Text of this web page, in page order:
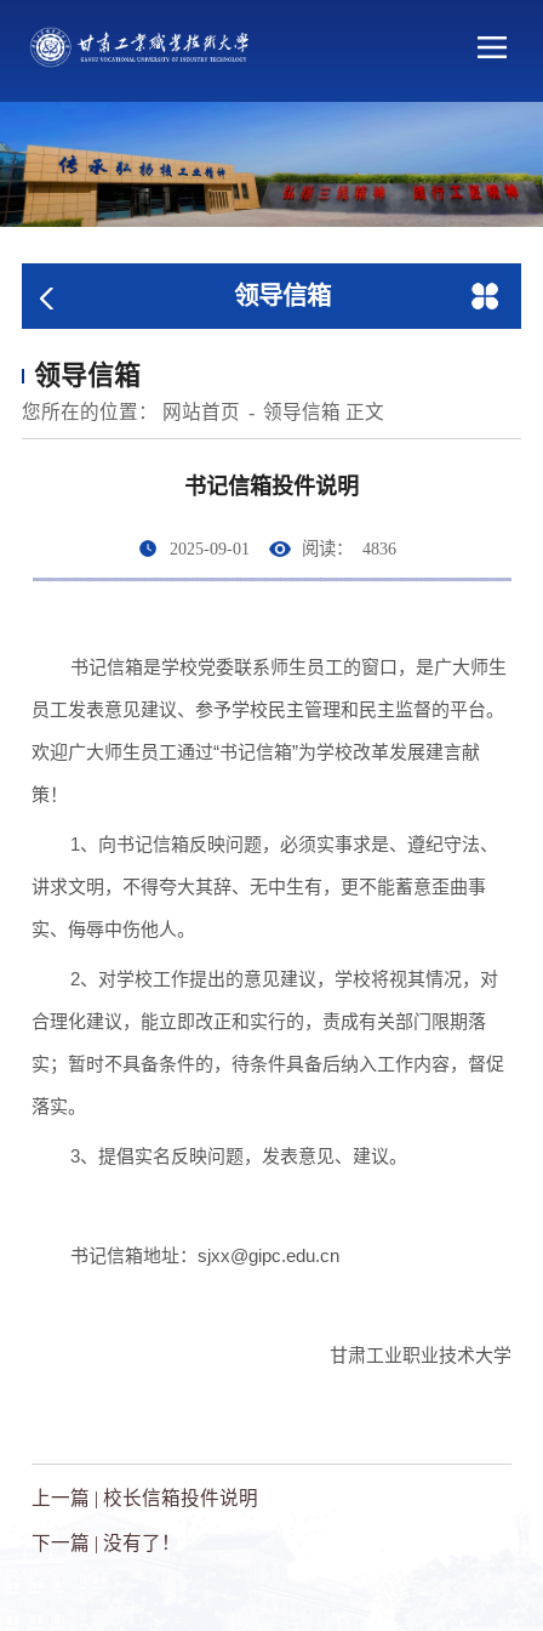
领导信箱
领导信箱
您所在的位置： 网站首页 领导信箱 正文
书记信箱投件说明
2025-09-01 阅读： 4836
书记信箱是学校党委联系师生员工的窗口，是广大师生
员工发表意见建议、参予学校民主管理和民主监督的平台。
欢迎广大师生员工通过“书记信箱”为学校改革发展建言献
策！
1、向书记信箱反映问题，必须实事求是、遵纪守法、
讲求文明，不得夸大其辞、无中生有，更不能蓄意歪曲事
实、侮辱中伤他人。
2、对学校工作提出的意见建议，学校将视其情况，对
合理化建议，能立即改正和实行的，责成有关部门限期落
实；暂时不具备条件的，待条件具备后纳入工作内容，督促
落实。
3、提倡实名反映问题，发表意见、建议。
书记信箱地址：sjxx@gipc.edu.cn
甘肃工业职业技术大学
上一篇 |校长信箱投件说明
下一篇 | 没有了！